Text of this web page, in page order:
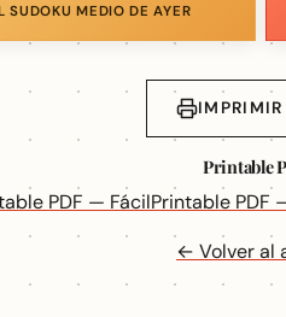
SUDOKU MEDIO DE AYER
IMPRIMIR
Printable
PDF — FácilPrintable PDF
← Volver al